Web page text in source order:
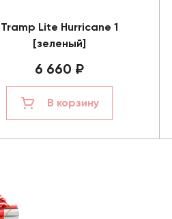
Tramp Lite Hurricane 1
[зеленый]
6 660 ₽
В корзину